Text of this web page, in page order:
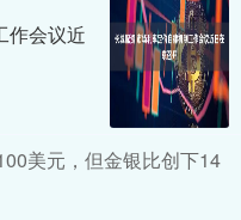
作会议近
美元，但金银比创下14